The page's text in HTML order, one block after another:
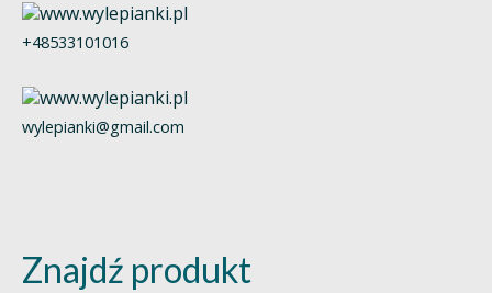
+48533101016
wylepianki@gmail.com
Znajdź produkt